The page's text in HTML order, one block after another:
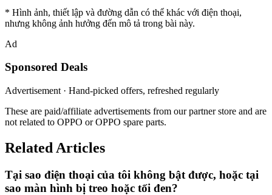
* Hình ảnh, thiết lập và đường dẫn có thể khác với điện thoại,
nhưng không ảnh hưởng đến mô tả trong bài này.
Ad
Sponsored Deals
Advertisement · Hand-picked offers, refreshed regularly
These are paid/affiliate advertisements from our partner store and are
not related to OPPO or OPPO spare parts.
Related Articles
Tại sao điện thoại của tôi không bật được, hoặc tại
sao màn hình bị treo hoặc tối đen?